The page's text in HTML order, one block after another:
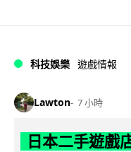
科技娛樂 遊戲情報
Lawton 7 小時
日本二手遊戲